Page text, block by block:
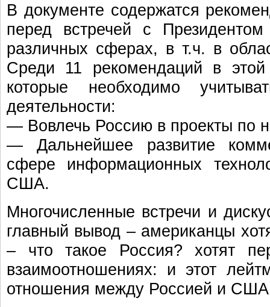
В документе содержатся
перед встречей с
различных сферах, в т.ч. в
Среди 11 рекомендаций в
которые необходимо
деятельности:
— Вовлечь Россию в проекты по
— Дальнейшее развитие
сфере информационных
США.
Многочисленные встречи и
главный вывод – американцы
– что такое Россия? хотят
взаимоотношениях: и этот
отношения между Россией и